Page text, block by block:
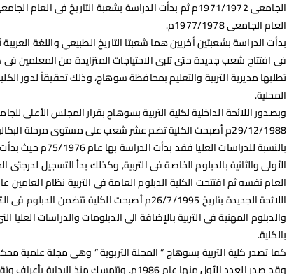
العام الجامعى 1977/1978م.
بدأت الدراسة بشعبتين أخريين هما شعبتا التاريخ الطبيعي واللغة
فى افتتاح شعب جديدة حتى تلبى الاحتياجات المتزايدة من المعلمين
تطلبها مديرية التربية والتعليم بمحافظة سوهاج، وذلك تحقيقاً لدور
المحلية.
وبصدور اللائحة الداخلية لكلية التربية بسوهاج بقرار المجلس الأعلى
29/12/1988م أصبحت الكلية تضم عشر شعب على مستوى مرحلة
بالنسبة للدراسات العليا فقد
الأولى والثانية بالدبلوم الخاصة فى التربية, وكذلك بدأ التسجيل لدرجتى
اللائحة الجديدة بتاريخ 26/7/1995م أصبحت الكلية تتضمن
والدبلوم المهنية فى التربية بالإضافة الى الدبلومات والدراسات العليا
بالكلية.
كما تصدر كلية التربية بسوهاج ” المجلة التربوية ” وهى مجلة علمية
وقد صدر العدد الأول منها عام 1986م. وتتمسك منذ